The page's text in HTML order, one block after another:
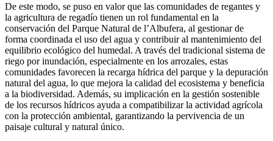
De este modo, se puso en valor que las comunidades de regantes y
la agricultura de regadío tienen un rol fundamental en la
conservación del Parque Natural de l’Albufera, al gestionar de
forma coordinada el uso del agua y contribuir al mantenimiento del
equilibrio ecológico del humedal. A través del tradicional sistema de
riego por inundación, especialmente en los arrozales, estas
comunidades favorecen la recarga hídrica del parque y la depuración
natural del agua, lo que mejora la calidad del ecosistema y beneficia
a la biodiversidad. Además, su implicación en la gestión sostenible
de los recursos hídricos ayuda a compatibilizar la actividad agrícola
con la protección ambiental, garantizando la pervivencia de un
paisaje cultural y natural único.